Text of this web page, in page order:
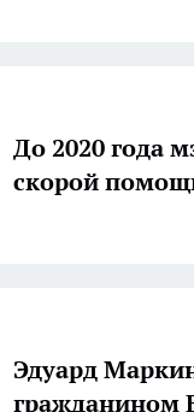
До 2020 года
скорой
Эдуард
гражданином